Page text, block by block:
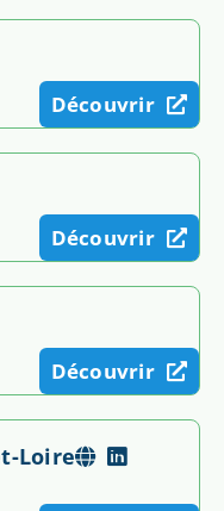
Découvrir
Découvrir
Découvrir
Loire